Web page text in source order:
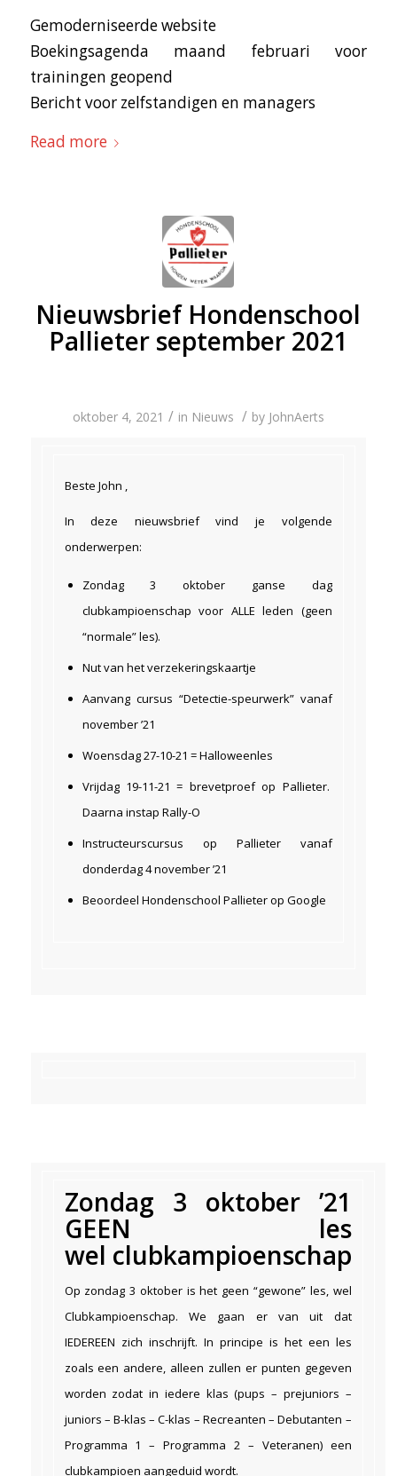
Gemoderniseerde website
Boekingsagenda maand februari voor
trainingen geopend
Bericht voor zelfstandigen en managers
Read more
Nieuwsbrief Hondenschool
Pallieter september 2021
oktober 4, 2021 / in Nieuws / by JohnAerts
Beste John ,
In deze nieuwsbrief vind je volgende
onderwerpen:
Zondag 3 oktober ganse dag
clubkampioenschap voor ALLE leden (geen
“normale” les).
Nut van het verzekeringskaartje
Aanvang cursus “Detectie-speurwerk” vanaf
november ’21
Woensdag 27-10-21 = Halloweenles
Vrijdag 19-11-21 = brevetproef op Pallieter.
Daarna instap Rally-O
Instructeurscursus op Pallieter vanaf
donderdag 4 november ’21
Beoordeel Hondenschool Pallieter op Google
Zondag 3 oktober ’21
GEEN les
wel clubkampioenschap
Op zondag 3 oktober is het geen “gewone” les, wel
Clubkampioenschap. We gaan er van uit dat
IEDEREEN zich inschrijft. In principe is het een les
zoals een andere, alleen zullen er punten gegeven
worden zodat in iedere klas (pups – prejuniors –
juniors – B-klas – C-klas – Recreanten – Debutanten –
Programma 1 – Programma 2 – Veteranen) een
clubkampioen aangeduid wordt.